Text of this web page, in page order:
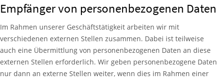
Empfänger von personenbezogenen Daten
Im Rahmen unserer Geschäftstätigkeit arbeiten wir mit
verschiedenen externen Stellen zusammen. Dabei ist teilweise
auch eine Übermittlung von personenbezogenen Daten an diese
externen Stellen erforderlich. Wir geben personenbezogene Daten
nur dann an externe Stellen weiter, wenn dies im Rahmen einer